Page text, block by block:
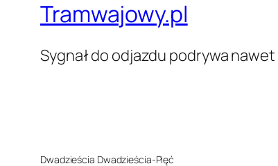
Tramwajowy.pl
Sygnał do odjazdu podrywa
Dwadzieścia Dwadzieścia-Pięć